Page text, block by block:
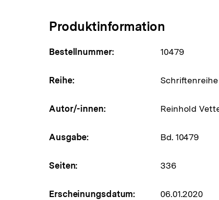
Produktinformation
Bestellnummer: 10479
Reihe: Schriftenreihe
Autor/-innen: Reinhold
Ausgabe: Bd. 10479
Seiten: 336
Erscheinungsdatum: 06.01.2020